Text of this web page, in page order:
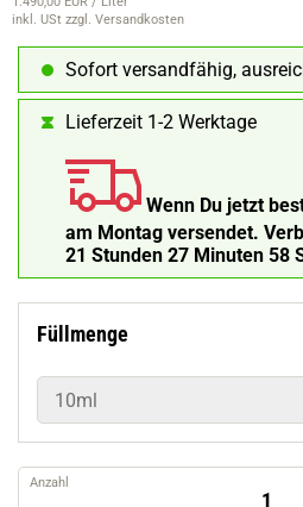
inkl. USt zzgl. Versandkosten
Sofort versandfähig,
Lieferzeit 1-2 Werktage
Wenn Du jetzt
am Montag versendet.
21 Stunden 27 Minuten 57
Füllmenge
10ml
Anzahl